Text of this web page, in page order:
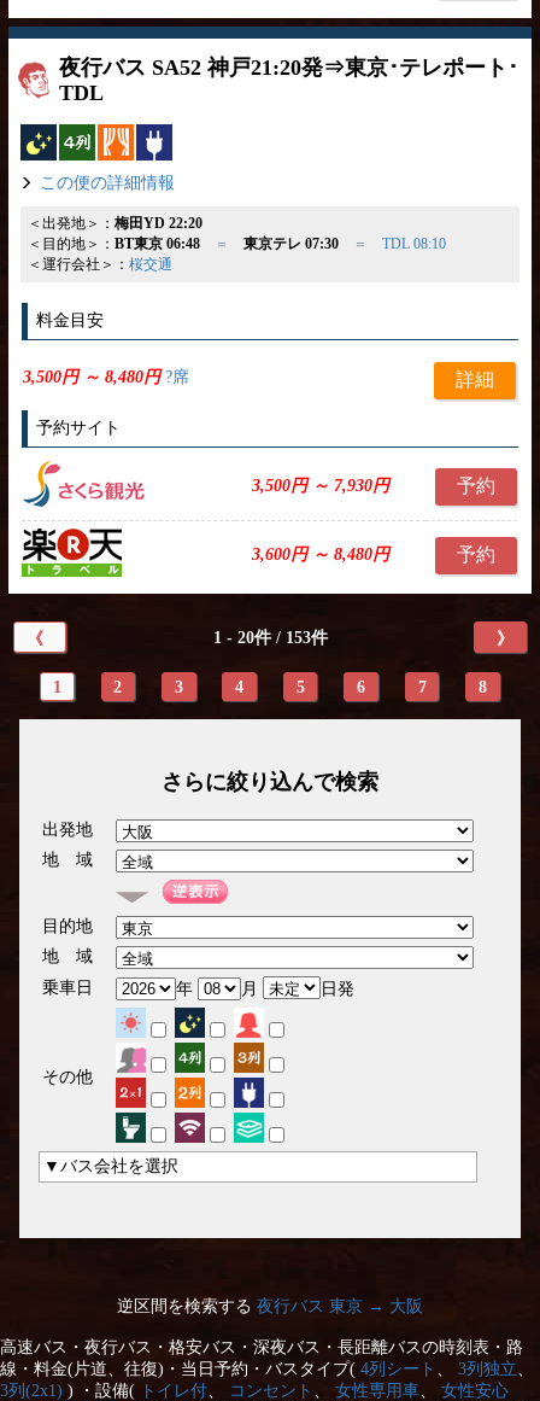
夜行バス SA52 神戸21:20発⇒東京･テレポート･
TDL
夜行バス
横4列 カーテン
この便の詳細情報
＜出発地＞： 梅田YD 22:20
＜目的地＞： BT東京 06:48＝ 東京テレ 07:30＝ TDL 08:10
＜運行会社＞： 桜交通
料金目安
3,500円 ～ 8,480円?席 詳細
予約サイト
3,500円 ～ 7,930円 予約
3,600円 ～ 8,480円 予約
《 1 - 20件 / 153件 》
1 2 3 4 5 6 7 8
さらに絞り込んで検索
出発地
地 域
目的地
地 域
乗車日
年 月 日発
その他
▼バス会社を選択
逆区間を検索する 夜行バス 東京 → 大阪
高速バス・夜行バス・格安バス・深夜バス・長距離バスの時刻表・路
線・料金(片道、往復)・当日予約・バスタイプ( 4列シート 3列独立
3列(2x1) ) ・設備( トイレ付 コンセント 女性専用車
女性安心